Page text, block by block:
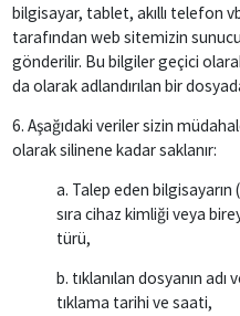
bilgisayar, tablet, akıllı telefon
tarafından web sitemizin
gönderilir. Bu bilgiler geçici
da olarak adlandırılan bir
6. Aşağıdaki veriler sizin
olarak silinene kadar saklanır:
a. Talep eden
sıra cihaz kimliği veya
türü,
b. tıklanılan dosyanın adı
tıklama tarihi ve saati,